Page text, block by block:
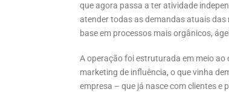
que agora passa a ter atividade
atender todas as demandas atuais
base em processos mais orgânicos,
A operação foi estruturada em meio
marketing de influência, o que vinha
empresa – que já nasce com clientes e